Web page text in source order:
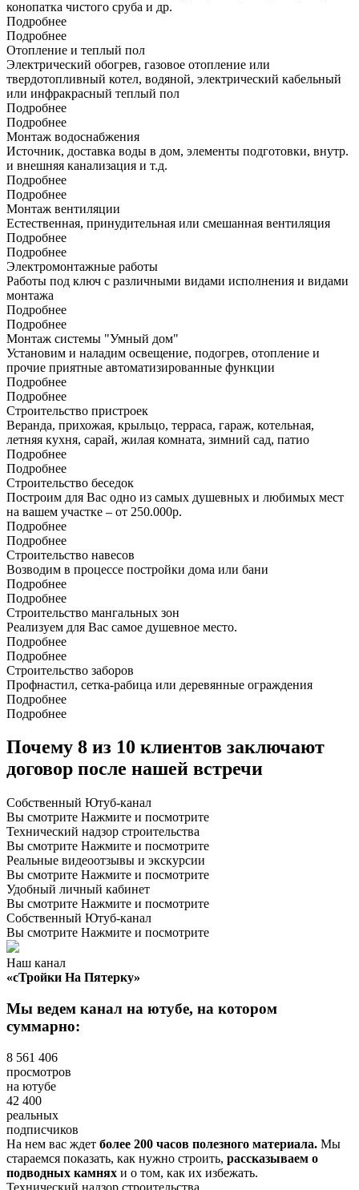
конопатка чистого сруба и др.
Подробнее
Подробнее
Отопление и теплый пол
Электрический обогрев, газовое отопление или
твердотопливный котел, водяной, электрический кабельный
или инфракрасный теплый пол
Подробнее
Подробнее
Монтаж водоснабжения
Источник, доставка воды в дом, элементы подготовки, внутр.
и внешняя канализация и т.д.
Подробнее
Подробнее
Монтаж вентиляции
Естественная, принудительная или смешанная вентиляция
Подробнее
Подробнее
Электромонтажные работы
Работы под ключ с различными видами исполнения и видами
монтажа
Подробнее
Подробнее
Монтаж системы "Умный дом"
Установим и наладим освещение, подогрев, отопление и
прочие приятные автоматизированные функции
Подробнее
Подробнее
Строительство пристроек
Веранда, прихожая, крыльцо, терраса, гараж, котельная,
летняя кухня, сарай, жилая комната, зимний сад, патио
Подробнее
Подробнее
Строительство беседок
Построим для Вас одно из самых душевных и любимых мест
на вашем участке – от 250.000р.
Подробнее
Подробнее
Строительство навесов
Возводим в процессе постройки дома или бани
Подробнее
Подробнее
Строительство мангальных зон
Реализуем для Вас самое душевное место.
Подробнее
Подробнее
Строительство заборов
Профнастил, сетка-рабица или деревянные ограждения
Подробнее
Подробнее
Почему 8 из 10 клиентов заключают
договор после нашей встречи
Собственный Ютуб-канал
Вы смотрите Нажмите и посмотрите
Технический надзор строительства
Вы смотрите Нажмите и посмотрите
Реальные видеоотзывы и экскурсии
Вы смотрите Нажмите и посмотрите
Удобный личный кабинет
Вы смотрите Нажмите и посмотрите
Собственный Ютуб-канал
Вы смотрите Нажмите и посмотрите
Наш канал
«сТройки На Пятерку»
Мы ведем канал на ютубе, на котором
суммарно:
8 561 406
просмотров
на ютубе
42 400
реальных
подписчиков
На нем вас ждет более 200 часов полезного материала. Мы
стараемся показать, как нужно строить, рассказываем о
подводных камнях и о том, как их избежать.
Технический надзор строительства